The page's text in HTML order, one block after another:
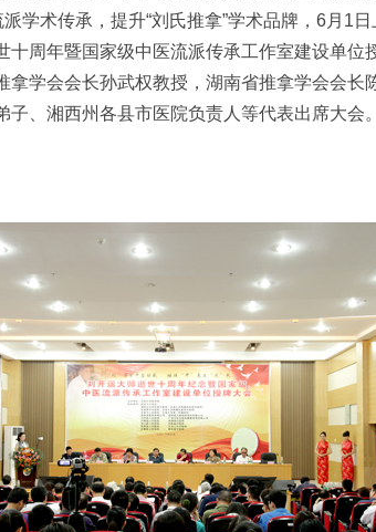
学术传承，提升“刘氏推拿”学术品牌，6月1
周年暨国家级中医流派传承工作室建设单位
拿学会会长孙武权教授，湖南省推拿学会会长
子、湘西州各县市医院负责人等代表出席大会